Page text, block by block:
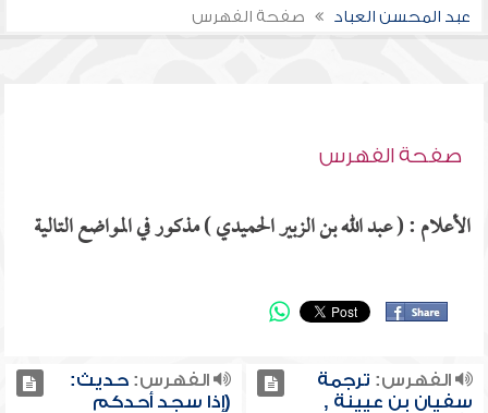
عبد المحسن العباد
صفحة الفهرس
صفحة الفهرس
الأعلام : ( عبد الله بن الزبير الحميدي ) مذكور في المواضع التالية
الفهرس: ترجمة
سفيان بن عيينة ,
الفهرس:حديث:
(إذا سجد أحدكم